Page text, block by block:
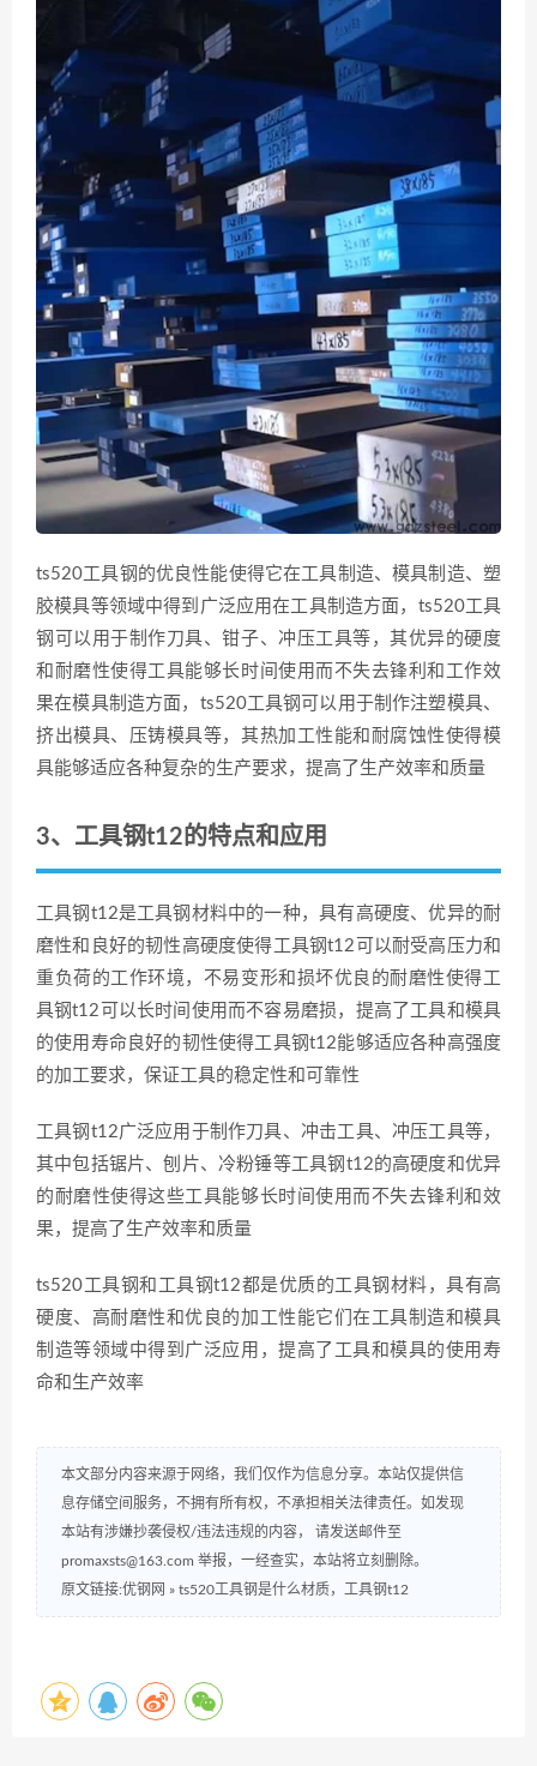
ts520工具钢的优良性能使得它在工具制造、模具制造、塑
胶模具等领域中得到广泛应用在工具制造方面，ts520工具
钢可以用于制作刀具、钳子、冲压工具等，其优异的硬度
和耐磨性使得工具能够长时间使用而不失去锋利和工作效
果在模具制造方面，ts520工具钢可以用于制作注塑模具、
挤出模具、压铸模具等，其热加工性能和耐腐蚀性使得模
具能够适应各种复杂的生产要求，提高了生产效率和质量
3、工具钢t12的特点和应用
工具钢t12是工具钢材料中的一种，具有高硬度、优异的耐
磨性和良好的韧性高硬度使得工具钢t12可以耐受高压力和
重负荷的工作环境，不易变形和损坏优良的耐磨性使得工
具钢t12可以长时间使用而不容易磨损，提高了工具和模具
的使用寿命良好的韧性使得工具钢t12能够适应各种高强度
的加工要求，保证工具的稳定性和可靠性
工具钢t12广泛应用于制作刀具、冲击工具、冲压工具等，
其中包括锯片、刨片、冷粉锤等工具钢t12的高硬度和优异
的耐磨性使得这些工具能够长时间使用而不失去锋利和效
果，提高了生产效率和质量
ts520工具钢和工具钢t12都是优质的工具钢材料，具有高
硬度、高耐磨性和优良的加工性能它们在工具制造和模具
制造等领域中得到广泛应用，提高了工具和模具的使用寿
命和生产效率
本文部分内容来源于网络，我们仅作为信息分享。本站仅提供信
息存储空间服务，不拥有所有权，不承担相关法律责任。如发现
本站有涉嫌抄袭侵权/违法违规的内容， 请发送邮件至
promaxsts@163.com 举报，一经查实，本站将立刻删除。
原文链接:优钢网 » ts520工具钢是什么材质，工具钢t12